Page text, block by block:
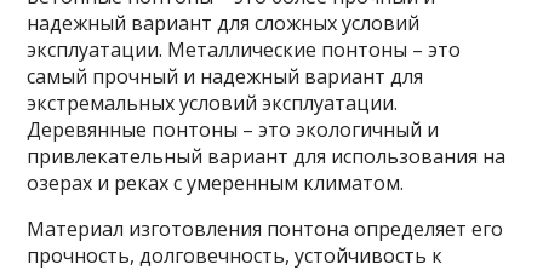
надежный вариант для сложных условий
эксплуатации. Металлические понтоны – это
самый прочный и надежный вариант для
экстремальных условий эксплуатации.
Деревянные понтоны – это экологичный и
привлекательный вариант для использования на
озерах и реках с умеренным климатом.
Материал изготовления понтона определяет его
прочность, долговечность, устойчивость к